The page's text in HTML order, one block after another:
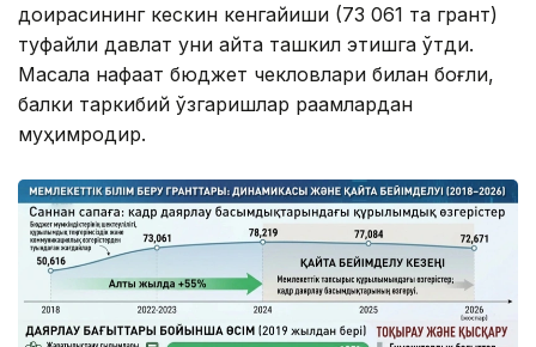
доирасининг кескин кенгайиши (73 061 та грант)
туфайли давлат уни қайта ташкил этишга ўтди.
Масала нафақат бюджет чекловлари билан боғлиқ,
балки таркибий ўзгаришлар рақамлардан
муҳимроқдир.